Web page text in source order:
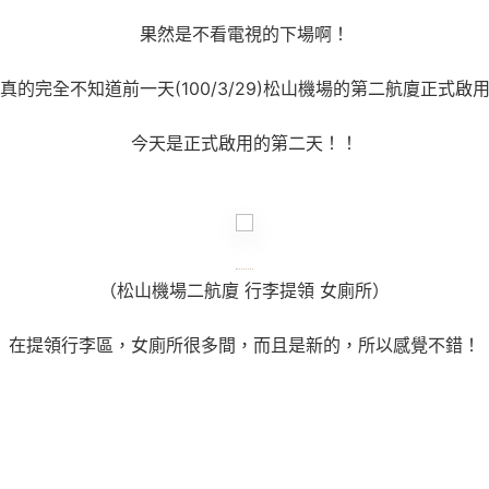
果然是不看電視的下場啊！
的完全不知道前一天(100/3/29)松山機場的第二航廈正式啟
今天是正式啟用的第二天！！
（松山機場二航廈 行李提領 女廁所）
在提領行李區，女廁所很多間，而且是新的，所以感覺不錯！